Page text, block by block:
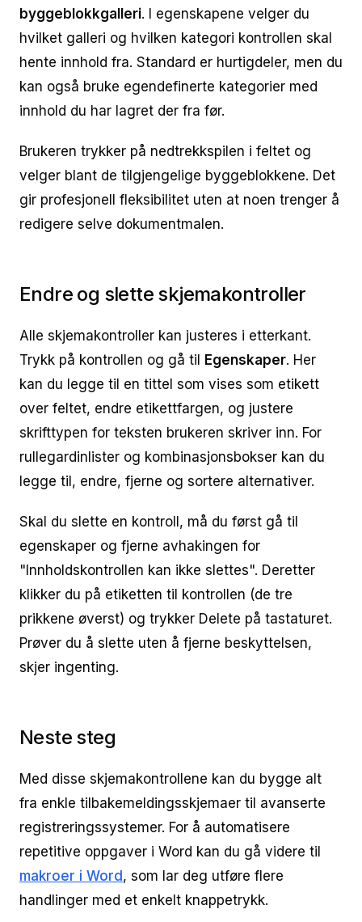
byggeblokkgalleri. I egenskapene velger du
hvilket galleri og hvilken kategori kontrollen skal
hente innhold fra. Standard er hurtigdeler, men du
kan også bruke egendefinerte kategorier med
innhold du har lagret der fra før.
Brukeren trykker på nedtrekkspilen i feltet og
velger blant de tilgjengelige byggeblokkene. Det
gir profesjonell fleksibilitet uten at noen trenger å
redigere selve dokumentmalen.
Endre og slette skjemakontroller
Alle skjemakontroller kan justeres i etterkant.
Trykk på kontrollen og gå til
Egenskaper. Her
kan du legge til en tittel som vises som etikett
over feltet, endre etikettfargen, og justere
skrifttypen for teksten brukeren skriver inn. For
rullegardinlister og kombinasjonsbokser kan du
legge til, endre, fjerne og sortere alternativer.
Skal du slette en kontroll, må du først gå til
egenskaper og fjerne avhakingen for
"Innholdskontrollen kan ikke slettes". Deretter
klikker du på etiketten til kontrollen (de tre
prikkene øverst) og trykker Delete på tastaturet.
Prøver du å slette uten å fjerne beskyttelsen,
skjer ingenting.
Neste steg
Med disse skjemakontrollene kan du bygge alt
fra enkle tilbakemeldingsskjemaer til avanserte
registreringssystemer. For å automatisere
repetitive oppgaver i Word kan du gå videre til
makroer i Word , som lar deg utføre flere
handlinger med et enkelt knappetrykk.